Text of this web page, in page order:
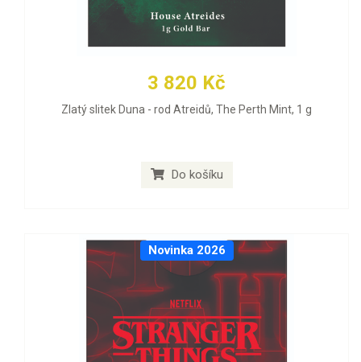
3 820 Kč
Zlatý slitek Duna - rod Atreidů, The Perth Mint, 1 g
Do košíku
Novinka 2026